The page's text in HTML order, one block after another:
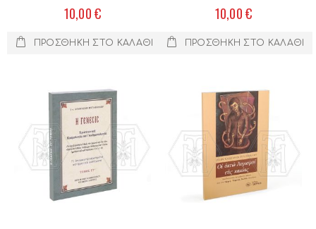
10,00 €
ΠΡΟΣΘΉΚΗ ΣΤΟ ΚΑΛΆΘΙ
10,00 €
ΠΡΟΣΘΉΚΗ ΣΤΟ ΚΑΛΆΘΙ